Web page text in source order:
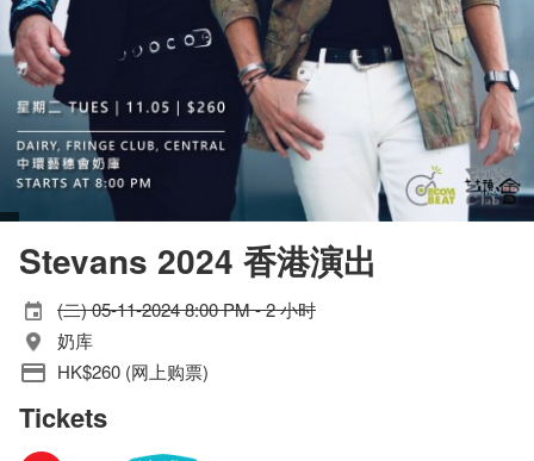
Stevans 2024 香港演出
(二) 05-11-2024 8:00 PM - 2 小时
奶库
HK$260 (网上购票)
Tickets